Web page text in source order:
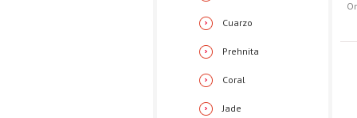
Cuarzo
Prehnita
Coral
Jade